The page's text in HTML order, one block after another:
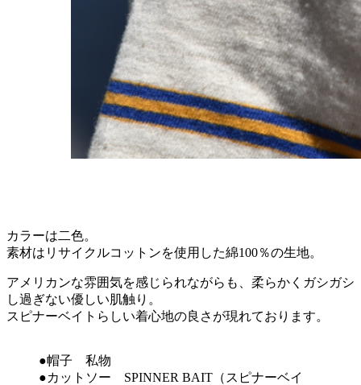
カラーは二色。
素材はリサイクルコットンを使用した綿100％の生地。
アメリカンな雰囲気を感じられながらも、柔らかくガシガシ
し過ぎない優しい肌触り。
スピナーベイトらしい着心地の良さが現れております。
●帽子 私物
●カットソー SPINNER BAIT（スピナーベイ